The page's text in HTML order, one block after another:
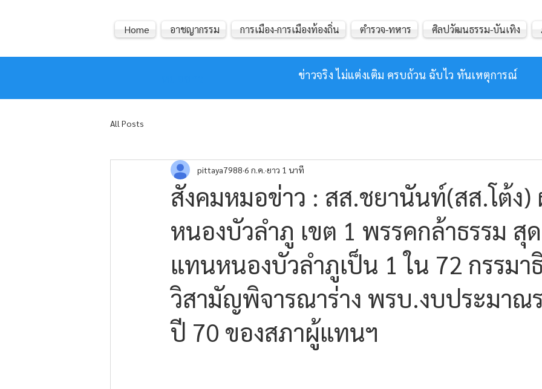
ข่าวจริง ไม่แต่งเติม ครบถ้วน ฉับไว ทันเหตุการณ์
Home อาชญากรรม การเมือง-การเมืองท้องถิ่น ตำรวจ-ทหาร ศิลปวัฒนธรรม-บันเทิง
All Posts
สังคมหมอข่าว : สส.ชยานันท์(สส.โต้ง
หนองบัวลำภู เขต 1 พรรคกล้าธรรม สุ
แทนหนองบัวลำภูเป็น 1 ใน 72 กรรมา
วิสามัญพิจารณาร่าง พรบ.งบประมาณ
ปี 70 ของสภาผู้แทนฯ
pittaya7988 6 ก.ค. ยาว 1 นาที